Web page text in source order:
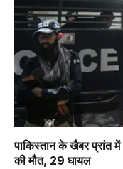
पाकिस्तान के खैबर प्रांत
की मौत, 29 घायल